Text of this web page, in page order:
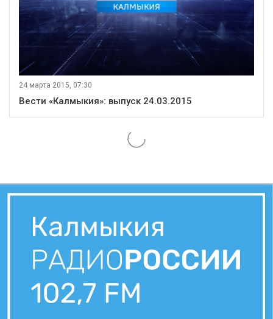
24 марта 2015, 07:30
Вести «Калмыкия»: выпуск 24.03.2015